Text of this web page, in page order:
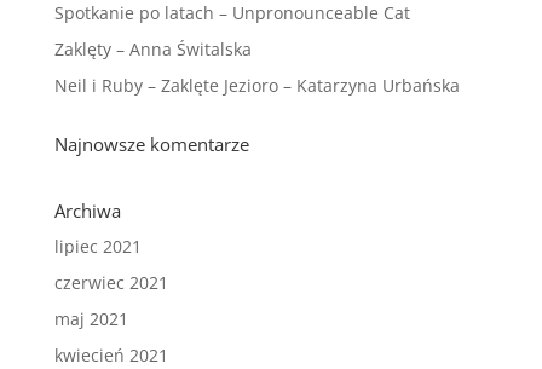
Spotkanie po latach – Unpronounceable Cat
Zaklęty – Anna Świtalska
Neil i Ruby – Zaklęte Jezioro – Katarzyna Urbańska
Najnowsze komentarze
Archiwa
lipiec 2021
czerwiec 2021
maj 2021
kwiecień 2021